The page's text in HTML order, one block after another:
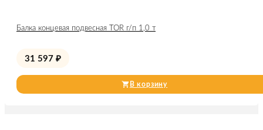
Балка концевая подвесная TOR г/п 1,0 т
31 597 ₽
В корзину